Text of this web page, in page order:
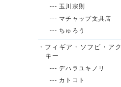
--- 玉川宗則
--- マチャップ文具店
--- ちゅろう
・フィギア・ソフビ・アク
キー
--- デハラユキノリ
--- カトコト